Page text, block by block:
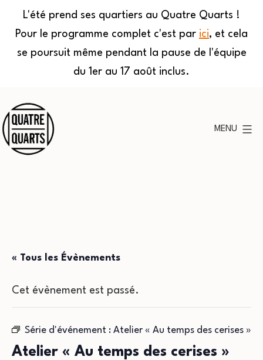
L'été prend ses quartiers au Quatre Quarts !
Pour le programme complet c'est par ici, et cela
se poursuit même pendant la pause de l'équipe
du 1er au 17 août inclus.
au
contenu
MENU
« Tous les Évènements
Cet évènement est passé.
Série d'événement : Atelier « Au temps des cerises »
Atelier « Au temps des cerises »